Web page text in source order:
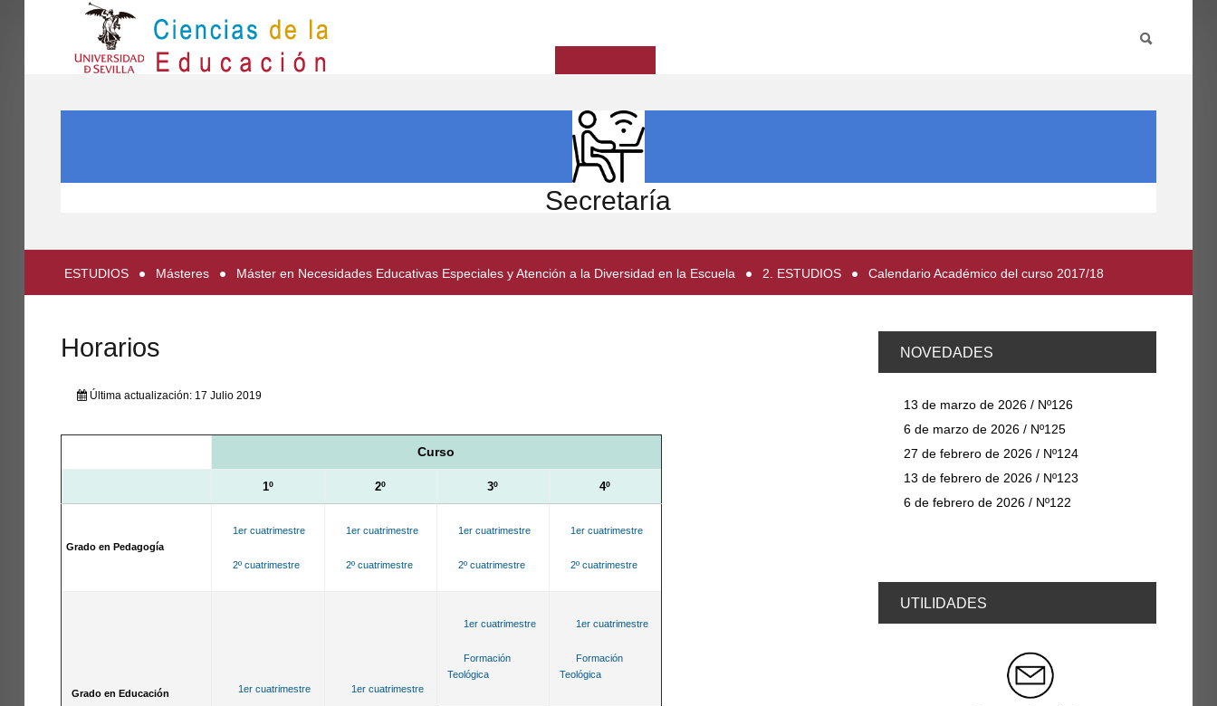
PARTICIPA
Secretaría
ESTUDIOS Másteres Máster en Necesidades Educativas Especiales y Atención a la Diversidad en la Escuela 2. ESTUDIOS Calendario Académico del curso 2017/18
Horarios
Última actualización: 17 Julio 2019
Curso
1º 2º 3º 4º
Grado en Pedagogía
1er cuatrimestre
2º cuatrimestre
1er cuatrimestre
2º cuatrimestre
1er cuatrimestre
2º cuatrimestre
1er cuatrimestre
2º cuatrimestre
Grado en Educación 1er cuatrimestre 1er cuatrimestre
1er cuatrimestre
Formación
Teológica
1er cuatrimestre
Formación
Teológica
NOVEDADES
13 de marzo de 2026 / Nº126
6 de marzo de 2026 / Nº125
27 de febrero de 2026 / Nº124
13 de febrero de 2026 / Nº123
6 de febrero de 2026 / Nº122
UTILIDADES